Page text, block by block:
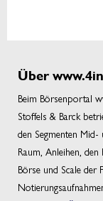
Über
Beim Börsenportal
Stoffels & Barck
den Segmenten
Raum, Anleihen,
Börse und Scale der